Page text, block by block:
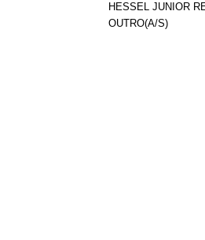
HESSEL JUNIOR
OUTRO(A/S)